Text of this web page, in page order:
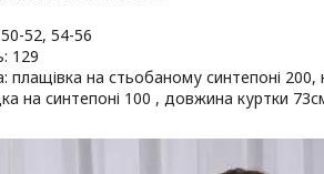
52, 54-56
129
плащівка на стьобаному синтепоні
на синтепоні 100 , довжина куртки